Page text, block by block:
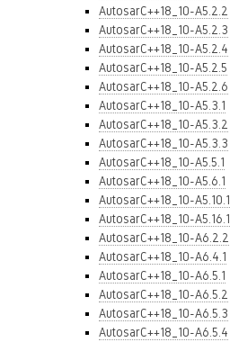
AutosarC++18_10-A5.2.2
AutosarC++18_10-A5.2.3
AutosarC++18_10-A5.2.4
AutosarC++18_10-A5.2.5
AutosarC++18_10-A5.2.6
AutosarC++18_10-A5.3.1
AutosarC++18_10-A5.3.2
AutosarC++18_10-A5.3.3
AutosarC++18_10-A5.5.1
AutosarC++18_10-A5.6.1
AutosarC++18_10-A5.10.1
AutosarC++18_10-A5.16.1
AutosarC++18_10-A6.2.2
AutosarC++18_10-A6.4.1
AutosarC++18_10-A6.5.1
AutosarC++18_10-A6.5.2
AutosarC++18_10-A6.5.3
AutosarC++18_10-A6.5.4